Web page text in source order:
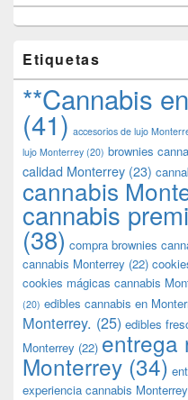
Etiquetas
**Cannabis
(41) accesorios de lujo
lujo Monterrey (20) brownies
calidad Monterrey (23)
cannabis
cannabis
(38) compra brownies
cannabis Monterrey (22)
cookies mágicas cannabis
(20) edibles cannabis en
Monterrey. (25) edibles
Monterrey (22) entrega
Monterrey (34)
experiencia cannabis Monterrey